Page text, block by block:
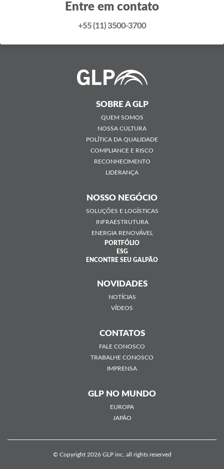
Entre em contato
+55 (11) 3500-3700
SOBRE A GLP
QUEM SOMOS
NOSSA CULTURA
POLÍTICA DA QUALIDADE
COMPLIANCE E RISCO
RECONHECIMENTO
LIDERANÇA
NOSSO NEGÓCIO
SOLUÇÕES E LOGÍSTICAS
INFRAESTRUTURA
ENERGIA RENOVÁVEL
PORTFÓLIO
ESG
ENCONTRE SEU GALPÃO
NOVIDADES
NOTÍCIAS
VÍDEOS
CONTATOS
FALE CONOSCO
TRABALHE CONOSCO
IMPRENSA
GLP NO MUNDO
EUROPA
JAPÃO
© Copyright 2026 GLP inc, all rights reserved